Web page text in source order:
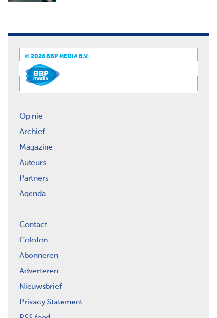
© 2026 BBP MEDIA B.V.
Opinie
Archief
Magazine
Auteurs
Partners
Agenda
Contact
Colofon
Abonneren
Adverteren
Nieuwsbrief
Privacy Statement